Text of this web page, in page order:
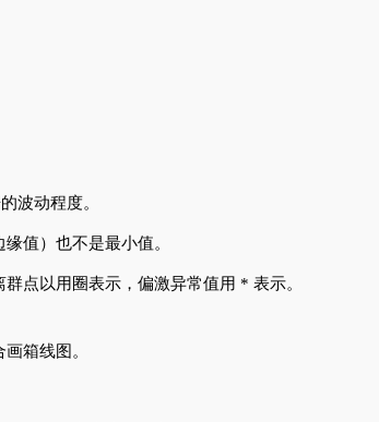
波动程度。
值）也不是最小值。
点以用圈表示，偏激异常值用 * 表示。
箱线图。